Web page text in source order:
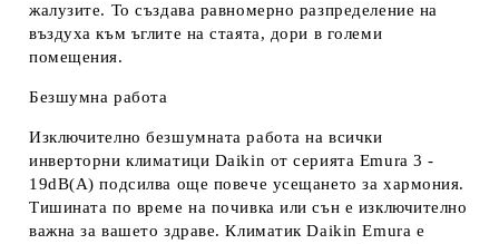
жалузите. То създава равномерно разпределение на
въздуха към ъглите на стаята, дори в големи
помещения.
Безшумна работа
Изключително безшумната работа на всички
инверторни климатици Daikin от серията Emura 3 -
19dB(А) подсилва още повече усещането за хармония.
Тишината по време на почивка или сън е изключително
важна за вашето здраве. Климатик Daikin Emura е